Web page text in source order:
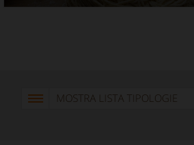
MOSTRA LISTA TIPOLOGIE